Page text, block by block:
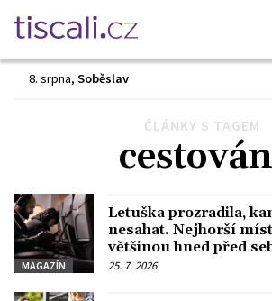
8. srpna, Soběslav
ČLÁNKY S TAGEM
MAGAZÍN
Letuška prozradila,
nesahat. Nejhorší
většinou hned před
25. 7. 2026
… 63 Další